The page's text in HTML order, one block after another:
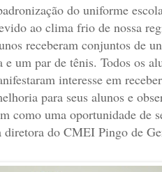
do uniforme
ao clima frio de nossa
receberam conjuntos de
um par de tênis. Todos os
interesse em
para seus alunos e
como uma oportunidade de
do CMEI Pingo de